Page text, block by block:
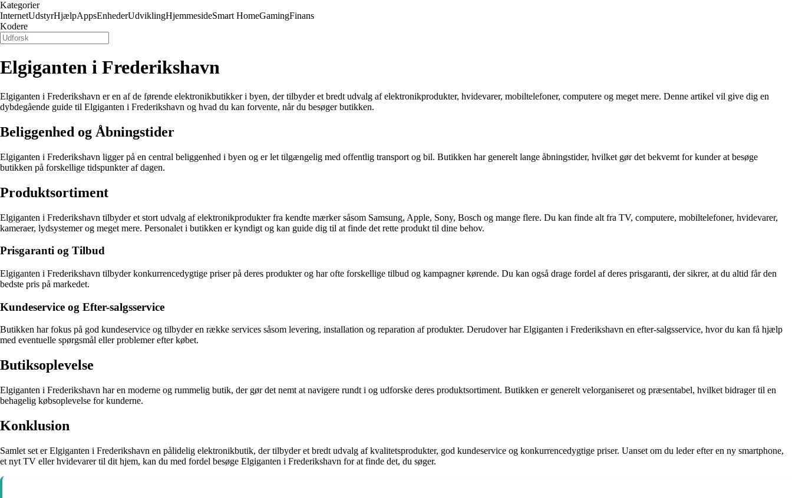
Kategorier
InternetUdstyrHjælpAppsEnhederUdviklingHjemmesideSmart HomeGamingFinans
Kodere
Elgiganten i Frederikshavn
Elgiganten i Frederikshavn er en af de førende elektronikbutikker i byen, der tilbyder et bredt udvalg af elektronikprodukter, hvidevarer, mobiltelefoner, computere og meget mere. Denne artikel vil give dig en
dybdegående guide til Elgiganten i Frederikshavn og hvad du kan forvente, når du besøger butikken.
Beliggenhed og Åbningstider
Elgiganten i Frederikshavn ligger på en central beliggenhed i byen og er let tilgængelig med offentlig transport og bil. Butikken har generelt lange åbningstider, hvilket gør det bekvemt for kunder at besøge
butikken på forskellige tidspunkter af dagen.
Produktsortiment
Elgiganten i Frederikshavn tilbyder et stort udvalg af elektronikprodukter fra kendte mærker såsom Samsung, Apple, Sony, Bosch og mange flere. Du kan finde alt fra TV, computere, mobiltelefoner, hvidevarer,
kameraer, lydsystemer og meget mere. Personalet i butikken er kyndigt og kan guide dig til at finde det rette produkt til dine behov.
Prisgaranti og Tilbud
Elgiganten i Frederikshavn tilbyder konkurrencedygtige priser på deres produkter og har ofte forskellige tilbud og kampagner kørende. Du kan også drage fordel af deres prisgaranti, der sikrer, at du altid får den
bedste pris på markedet.
Kundeservice og Efter-salgsservice
Butikken har fokus på god kundeservice og tilbyder en række services såsom levering, installation og reparation af produkter. Derudover har Elgiganten i Frederikshavn en efter-salgsservice, hvor du kan få hjælp
med eventuelle spørgsmål eller problemer efter købet.
Butiksoplevelse
Elgiganten i Frederikshavn har en moderne og rummelig butik, der gør det nemt at navigere rundt i og udforske deres produktsortiment. Butikken er generelt velorganiseret og præsentabel, hvilket bidrager til en
behagelig købsoplevelse for kunderne.
Konklusion
Samlet set er Elgiganten i Frederikshavn en pålidelig elektronikbutik, der tilbyder et bredt udvalg af kvalitetsprodukter, god kundeservice og konkurrencedygtige priser. Uanset om du leder efter en ny smartphone,
et nyt TV eller hvidevarer til dit hjem, kan du med fordel besøge Elgiganten i Frederikshavn for at finde det, du søger.